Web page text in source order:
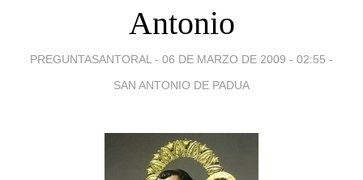
Antonio
PREGUNTASANTORAL - 06 DE MARZO DE 2009 - 02:55 -
SAN ANTONIO DE PADUA